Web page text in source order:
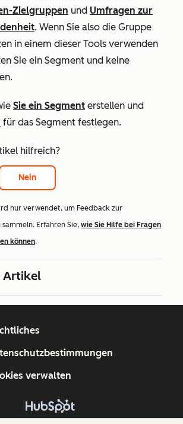
Zielgruppen und Umfragen zur
. Wenn Sie also die Gruppe
in einem dieser Tools verwenden
Sie ein Segment und keine
Sie ein Segment erstellen und
für das Segment festlegen.
hilfreich?
Nein
nur verwendet, um Feedback zur
Erfahren Sie, wie Sie Hilfe bei Fragen
können.
Artikel
verwalten